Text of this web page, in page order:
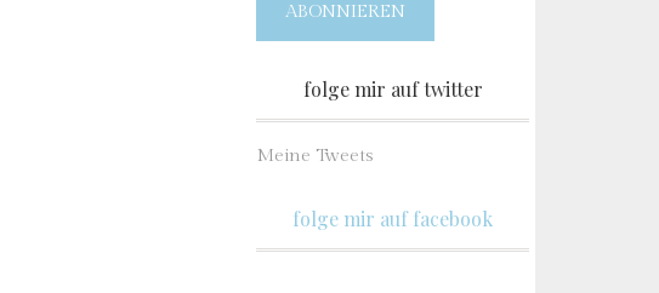
ABONNIEREN
folge mir auf twitter
Meine Tweets
folge mir auf facebook